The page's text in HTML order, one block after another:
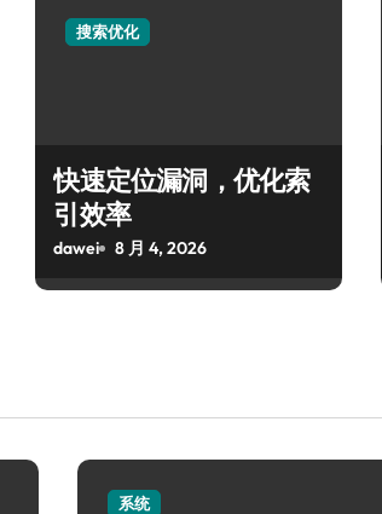
搜索优化
快速定位漏洞，优化索
引效率
dawei 8 月 4, 2026
系统